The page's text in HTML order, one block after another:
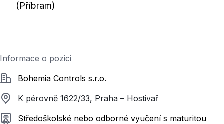
(Příbram)
Informace o pozici
SpolečnostBohemia Controls s.r.o.
K pérovně 1622/33, Praha – Hostivař
Požadované vzdělání
Středoškolské nebo odborné vyučení s maturitou